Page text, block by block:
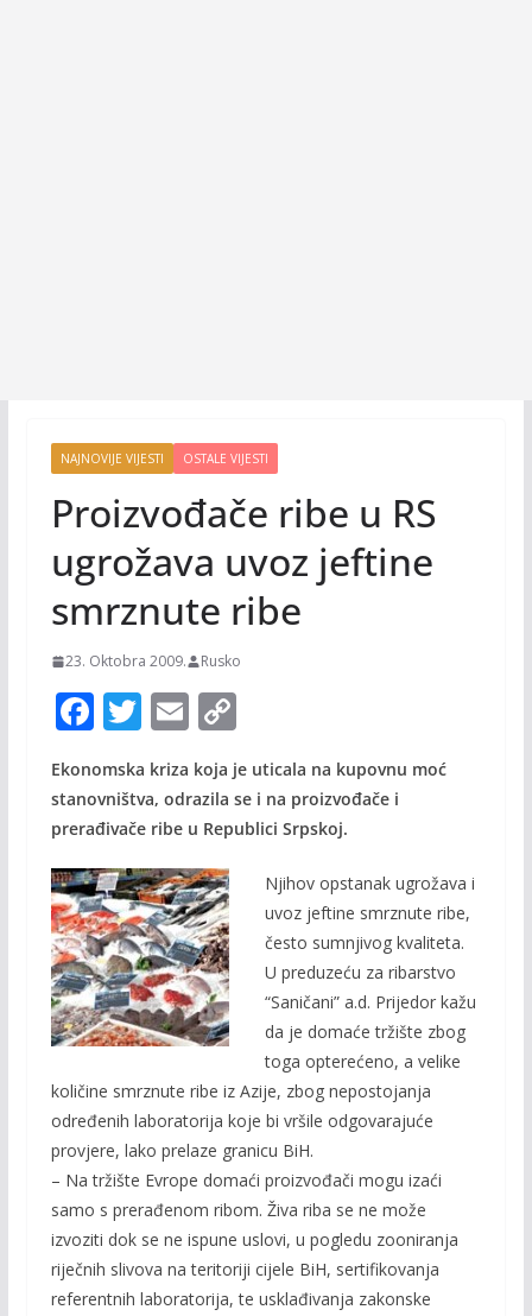
NAJNOVIJE VIJESTI OSTALE VIJESTI
Proizvođače ribe u RS
ugrožava uvoz jeftine
smrznute ribe
23. Oktobra 2009. Rusko
F
ac
e
b
o
o
k
T
w
itt
er
E
m
ai
l
C
o
p
y
Ekonomska kriza koja je uticala na kupovnu moć
stanovništva, odrazila se i na proizvođače i
prerađivače ribe u Republici Srpskoj.
Njihov opstanak ugrožava i
uvoz jeftine smrznute ribe,
često sumnjivog kvaliteta.
U preduzeću za ribarstvo
“Saničani” a.d. Prijedor kažu
da je domaće tržište zbog
toga opterećeno, a velike
količine smrznute ribe iz Azije, zbog nepostojanja
određenih laboratorija koje bi vršile odgovarajuće
provjere, lako prelaze granicu BiH.
– Na tržište Evrope domaći proizvođači mogu izaći
samo s prerađenom ribom. Živa riba se ne može
izvoziti dok se ne ispune uslovi, u pogledu zooniranja
riječnih slivova na teritoriji cijele BiH, sertifikovanja
referentnih laboratorija, te usklađivanja zakonske